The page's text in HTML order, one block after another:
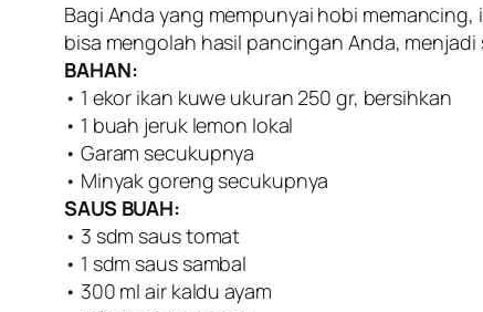
Bagi Anda yang mempunyai hobi
bisa mengolah hasil pancingan Anda, menjadi
BAHAN:
• 1 ekor ikan kuwe ukuran 250 gr, bersihkan
• 1 buah jeruk lemon lokal
• Garam secukupnya
• Minyak goreng secukupnya
SAUS BUAH:
• 3 sdm saus tomat
• 1 sdm saus sambal
• 300 ml air kaldu ayam